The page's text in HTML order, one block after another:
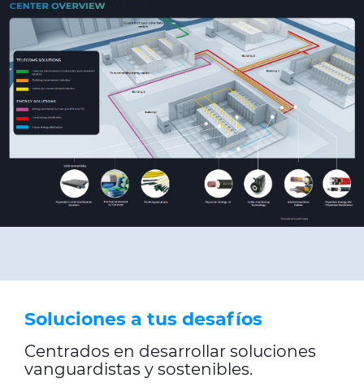
Soluciones a tus desafíos
Centrados en desarrollar soluciones
vanguardistas y sostenibles.